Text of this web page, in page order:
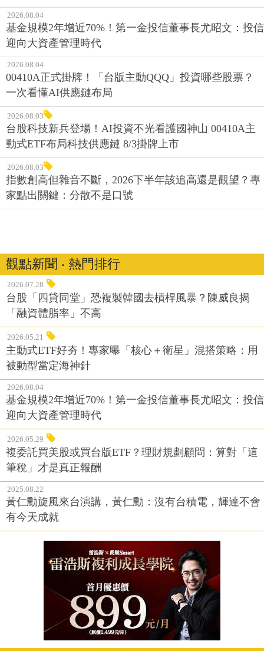
2026.08.04
基金規模2年增近70%！第一金投信董事長尤昭文：投信
迎向大資產管理時代
2026.08.04
00410A正式掛牌！「台版主動QQQ」投資哪些股票？
一次看懂AI供應鏈布局
2026.08.03
台股科技新兵登場！AI投資不光看護國神山 00410A主
動式ETF布局科技供應鏈 8/3掛牌上市
2026.08.03
指數創高但雜音不斷，2026下半年該追高還是觀望？專
家點出關鍵：分散不是口號
觀點新聞 ‧ 熱門排行
2026.07.28
台股「四貸同堂」恐複製韓國去槓桿風暴？陳威良揭
「融資體脂率」不高
2026.05.21
主動式ETF好夯！專家曝「核心＋衛星」混搭策略：用
被動型當定海神針
2026.08.04
基金規模2年增近70%！第一金投信董事長尤昭文：投信
迎向大資產管理時代
2026.05.29
複委託買美股或買台版ETF？理財規劃顧問：算對「這
筆稅」才是真正報酬
2025.08.22
黃仁勳旋風來台演講，黃仁勳：沒有台積電，輝達不會
有今天成就